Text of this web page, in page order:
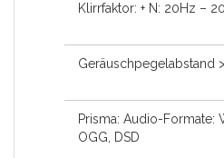
Klirrfaktor: + N: 20Hz –
Geräuschpegelabstand
Prisma: Audio-Formate:
OGG, DSD